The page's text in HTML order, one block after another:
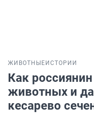
ЖИВОТНЫЕ ИСТОРИИ
Как
животных и
кесарево